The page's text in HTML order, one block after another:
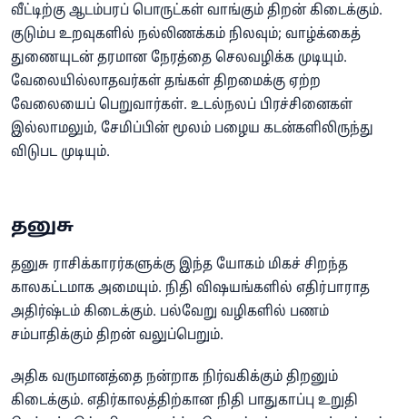
வீட்டிற்கு ஆடம்பரப் பொருட்கள் வாங்கும் திறன் கிடைக்கும்.
குடும்ப உறவுகளில் நல்லிணக்கம் நிலவும்; வாழ்க்கைத்
துணையுடன் தரமான நேரத்தை செலவழிக்க முடியும்.
வேலையில்லாதவர்கள் தங்கள் திறமைக்கு ஏற்ற
வேலையைப் பெறுவார்கள். உடல்நலப் பிரச்சினைகள்
இல்லாமலும், சேமிப்பின் மூலம் பழைய கடன்களிலிருந்து
விடுபட முடியும்.
தனுசு
தனுசு ராசிக்காரர்களுக்கு இந்த யோகம் மிகச் சிறந்த
காலகட்டமாக அமையும். நிதி விஷயங்களில் எதிர்பாராத
அதிர்ஷ்டம் கிடைக்கும். பல்வேறு வழிகளில் பணம்
சம்பாதிக்கும் திறன் வலுப்பெறும்.
அதிக வருமானத்தை நன்றாக நிர்வகிக்கும் திறனும்
கிடைக்கும். எதிர்காலத்திற்கான நிதி பாதுகாப்பு உறுதி